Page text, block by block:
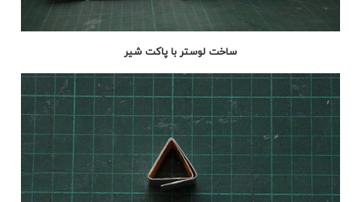
ساخت لوستر با پاکت شیر